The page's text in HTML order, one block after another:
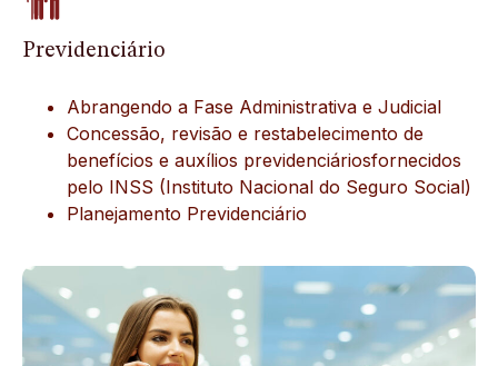
Previdenciário
Abrangendo a Fase Administrativa e Judicial
Concessão, revisão e restabelecimento de
benefícios e auxílios previdenciáriosfornecidos
pelo INSS (Instituto Nacional do Seguro Social)
Planejamento Previdenciário